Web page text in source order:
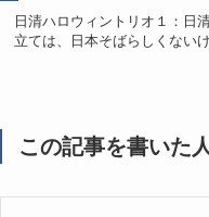
日清ハロウィントリオ１：日
立ては、日本そばらしくない
この記事を書いた人